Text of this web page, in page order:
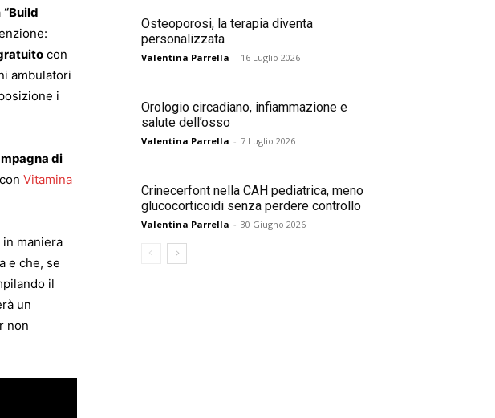
“Build
con
ambulatori
i
di
Vitamina
maniera
e che, se
il
un
non
Osteoporosi, la terapia diventa
personalizzata
Valentina Parrella - 16 Luglio 2026
Orologio circadiano, infiammazione e
salute dell’osso
Valentina Parrella - 7 Luglio 2026
Crinecerfont nella CAH pediatrica, meno
glucocorticoidi senza perdere controllo
Valentina Parrella - 30 Giugno 2026